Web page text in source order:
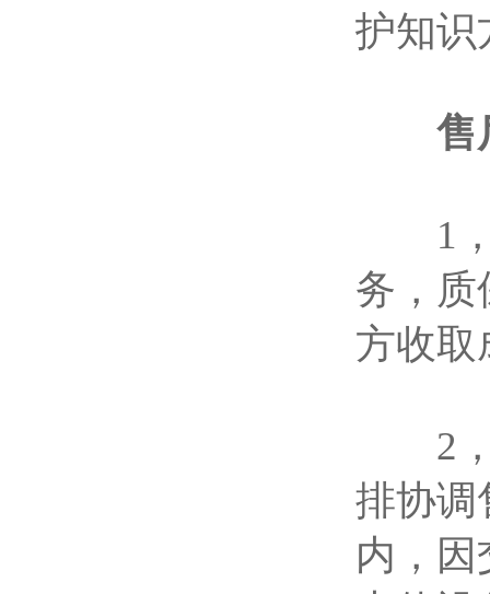
护知识
售
1，
务，质
方收取
2，
排协调
内，